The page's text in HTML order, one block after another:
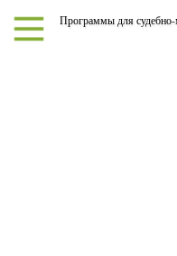
Программы для судебно-